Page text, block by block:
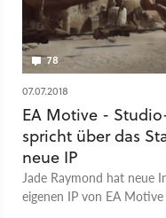
78
07.07.2018
EA Motive -
spricht über das
neue IP
Jade Raymond hat neue
eigenen IP von EA